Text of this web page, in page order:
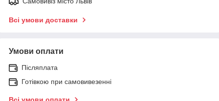
Всі умови доставки
Умови оплати
Післяплата
Готівкою при самовивезенні